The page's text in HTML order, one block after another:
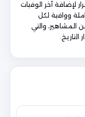
لإضافة آخر الوفيات
ووافية لكل
المشاهير، والتي